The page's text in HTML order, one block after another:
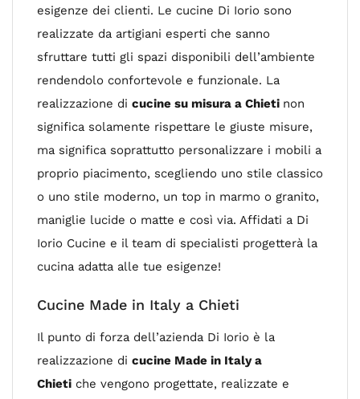
esigenze dei clienti. Le cucine Di Iorio sono
realizzate da artigiani esperti che sanno
sfruttare tutti gli spazi disponibili dell’ambiente
rendendolo confortevole e funzionale. La
realizzazione di cucine su misura a Chieti non
significa solamente rispettare le giuste misure,
ma significa soprattutto personalizzare i mobili a
proprio piacimento, scegliendo uno stile classico
o uno stile moderno, un top in marmo o granito,
maniglie lucide o matte e così via. Affidati a Di
Iorio Cucine e il team di specialisti progetterà la
cucina adatta alle tue esigenze!
Cucine Made in Italy a Chieti
Il punto di forza dell’azienda Di Iorio è la
realizzazione di cucine Made in Italy a
Chieti che vengono progettate, realizzate e